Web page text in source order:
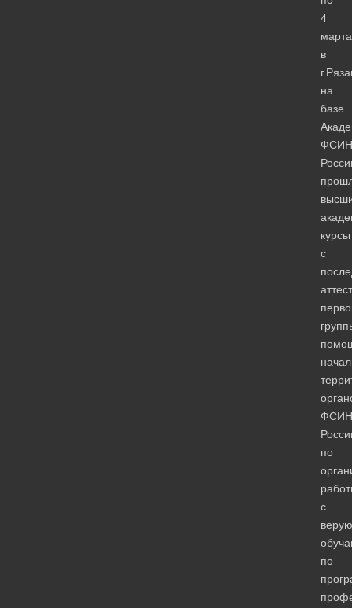
4
марта
в
на
базе
ФСИН
курсы
с
ФСИН
по
с
по